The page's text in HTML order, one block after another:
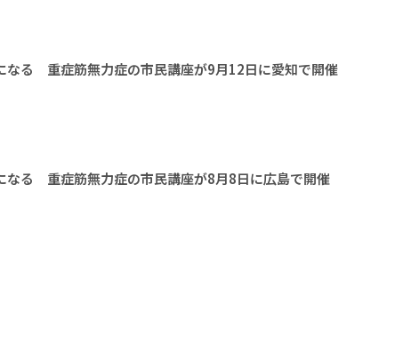
なる 重症筋無力症の市民講座が9月12日に愛知で開催
なる 重症筋無力症の市民講座が8月8日に広島で開催